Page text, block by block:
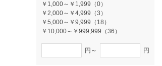
￥1,000～￥1,999（0）
￥2,000～￥4,999（3）
￥5,000～￥9,999（18）
￥10,000～￥999,999（36）
円～ 円